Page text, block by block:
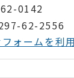
0142
62-2556
ォームを利